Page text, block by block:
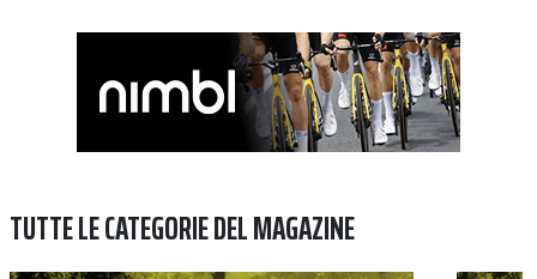
TUTTE LE CATEGORIE DEL MAGAZINE